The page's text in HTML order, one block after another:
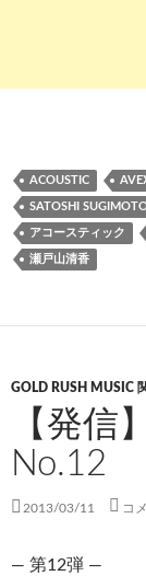
ACOUSTIC
SATOSHI
アコースティック
瀬戸山清香
GOLD RUSH MUSIC
【発信
No.12
2013/03/11 コ
— 第12弾 —